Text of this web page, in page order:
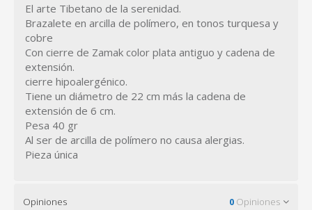
El arte Tibetano de la serenidad.
Brazalete en arcilla de polímero, en tonos turquesa y
cobre
Con cierre de Zamak color plata antiguo y cadena de
extensión.
cierre hipoalergénico.
Tiene un diámetro de 22 cm más la cadena de
extensión de 6 cm.
Pesa 40 gr
Al ser de arcilla de polímero no causa alergias.
Pieza única
Opiniones 0 Opiniones